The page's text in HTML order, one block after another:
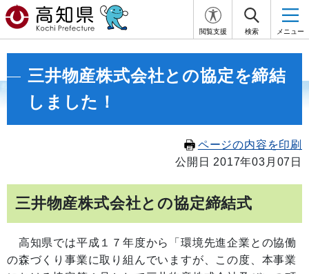
閲覧支援 検索 メニュー
三井物産株式会社との協定を締結
しました！
ページの内容を印刷
公開日 2017年03月07日
三井物産株式会社との協定締結式
高知県では平成１７年度から「環境先進企業との協働
の森づくり事業に取り組んでいますが、この度、本事業